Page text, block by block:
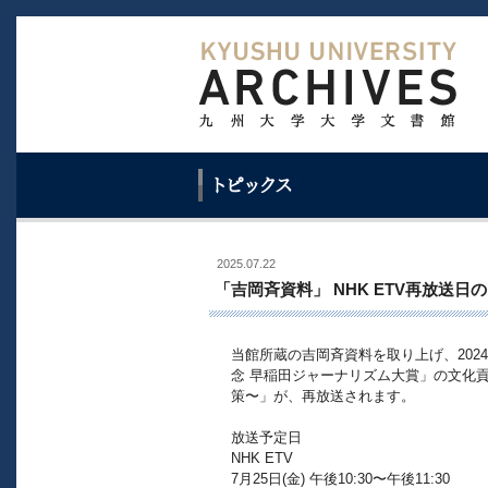
2025.07.22
「吉岡斉資料」 NHK ETV再放送日
当館所蔵の吉岡斉資料を取り上げ、
念 早稲田ジャーナリズム大賞」の文化
策〜」が、再放送されます。
放送予定日
NHK ETV
7月25日(金) 午後10:30〜午後11:30